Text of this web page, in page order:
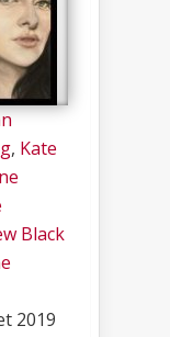
, Kate
Black
2019